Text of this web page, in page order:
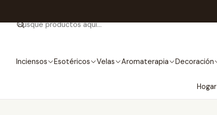
Inciensos Esotéricos Velas Aromaterapia Decoración
Hogar